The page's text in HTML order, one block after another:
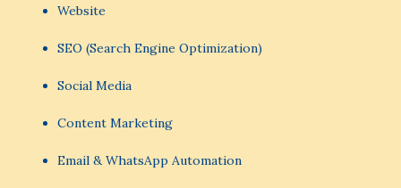
Website
SEO (Search Engine Optimization)
Social Media
Content Marketing
Email & WhatsApp Automation